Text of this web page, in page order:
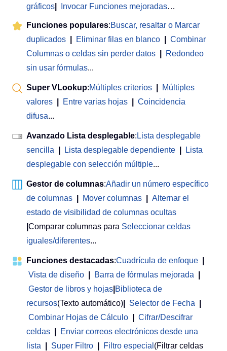
gráficos
Invocar Funciones mejoradas…
Funciones populares:Buscar, resaltar o Marcar
duplicados
Eliminar filas en blanco
Combinar
Columnas o celdas sin perder datos
Redondeo
sin usar fórmulas...
Super VLookup:Múltiples criterios
Múltiples
valores
Entre varias hojas
Coincidencia
difusa...
Avanzado Lista desplegable: Lista desplegable
sencilla
Lista desplegable dependiente
Lista
desplegable con selección múltiple...
Gestor de columnas:Añadir un número específico
de columnas
Mover columnas
Alternar el
estado de visibilidad de columnas ocultas
Comparar columnas para Seleccionar celdas
iguales/diferentes...
Funciones destacadas:Cuadrícula de enfoque
Vista de diseño
Barra de fórmulas mejorada
Gestor de libros y hojas Biblioteca de
recursos(Texto automático) Selector de Fecha
Combinar Hojas de Cálculo
Cifrar/Descifrar
celdas
Enviar correos electrónicos desde una
lista
Super Filtro Filtro especial (Filtrar celdas